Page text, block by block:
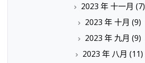
2023 年 十一月 (7)
2023 年 十月 (9)
2023 年 九月 (9)
2023 年 八月 (11)